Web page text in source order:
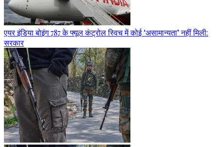
एयर इंडिया बोइंग 787 के फ्यूल कंट्रोल स्विच में कोई ‘असामान्यता’ नहीं मिली:
सरकार